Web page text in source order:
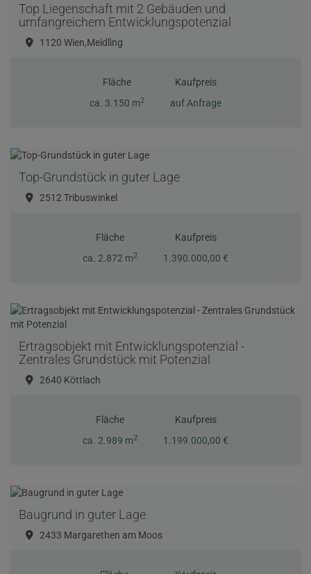
Top Liegenschaft mit 2 Gebäuden und
umfangreichem Entwicklungspotenzial
1120 Wien,Meidling
Fläche
ca. 3.150 m2
Kaufpreis
auf Anfrage
Top-Grundstück in guter Lage
2512 Tribuswinkel
Fläche
ca. 2.872 m2
Kaufpreis
1.390.000,00 €
Ertragsobjekt mit Entwicklungspotenzial -
Zentrales Grundstück mit Potenzial
2640 Köttlach
Fläche
ca. 2.989 m2
Kaufpreis
1.199.000,00 €
Baugrund in guter Lage
2433 Margarethen am Moos